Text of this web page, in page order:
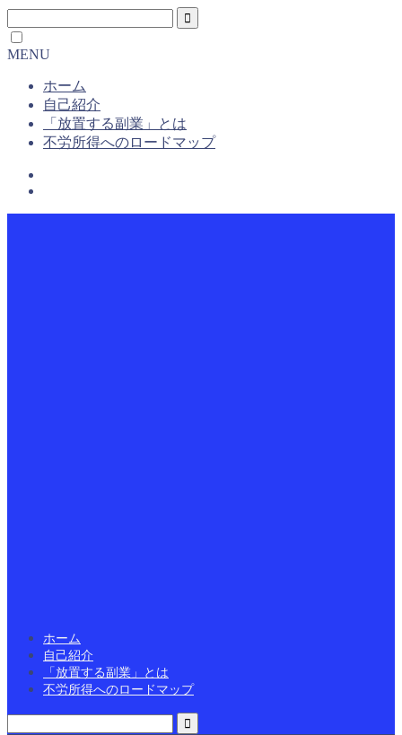
MENU
ホーム
自己紹介
「放置する副業」とは
不労所得へのロードマップ
ホーム
自己紹介
「放置する副業」とは
不労所得へのロードマップ